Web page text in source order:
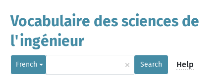
Vocabulaire des sciences de
l'ingénieur
French × Search Help